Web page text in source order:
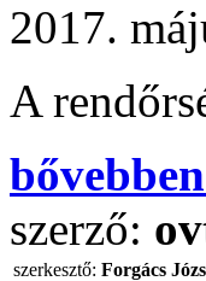
2017.
A
szerző:
szerkesztő: Forgács